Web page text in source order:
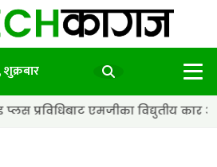
एमजीका विद्युतीय कार अझ छिटा र